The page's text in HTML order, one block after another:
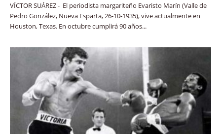
VÍCTOR SUÁREZ - El periodista margariteño Evaristo Marín (Valle de
Pedro González, Nueva Esparta, 26-10-1935), vive actualmente en
Houston, Texas. En octubre cumplirá 90 años...